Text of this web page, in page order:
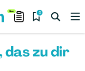
0
das zu dir